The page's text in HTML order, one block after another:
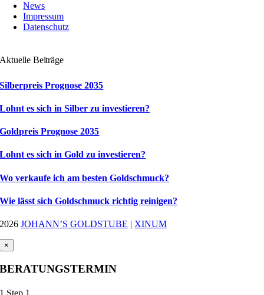
News
Impressum
Datenschutz
Aktuelle Beiträge
Silberpreis Prognose 2035
Lohnt es sich in Silber zu investieren?
Goldpreis Prognose 2035
Lohnt es sich in Gold zu investieren?
Wo verkaufe ich am besten Goldschmuck?
Wie lässt sich Goldschmuck richtig reinigen?
2026JOHANN’S GOLDSTUBE | XINUM
×
BERATUNGSTERMIN
1 Step 1